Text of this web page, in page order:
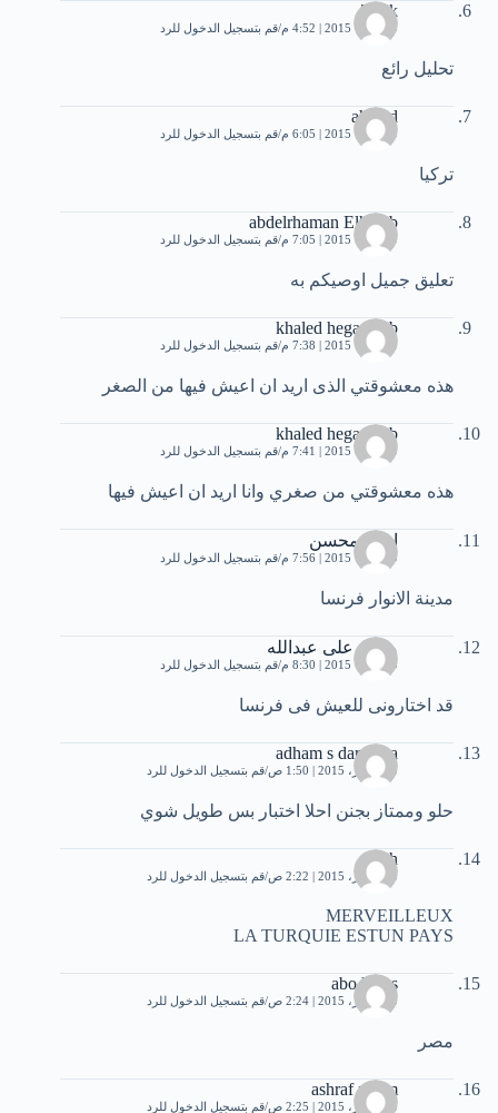
Tarik
9 أكتوبر، 2015 | 4:52 م قم بتسجيل الدخول للرد
تحليل رائع
ahmed
9 أكتوبر، 2015 | 6:05 م قم بتسجيل الدخول للرد
تركيا
abdelrhaman Elhabib
9 أكتوبر، 2015 | 7:05 م قم بتسجيل الدخول للرد
تعليق جميل اوصيكم به
khaled hegazy ab
9 أكتوبر، 2015 | 7:38 م قم بتسجيل الدخول للرد
هذه معشوقتي الذى اريد ان اعيش فيها من الصغر
khaled hegazy ab
9 أكتوبر، 2015 | 7:41 م قم بتسجيل الدخول للرد
هذه معشوقتي من صغري وانا اريد ان اعيش فيها
احمد محسن
9 أكتوبر، 2015 | 7:56 م قم بتسجيل الدخول للرد
مدينة اﻻنوار فرنسا
محمد على عبدالله
9 أكتوبر، 2015 | 8:30 م قم بتسجيل الدخول للرد
قد اختارونى للعيش فى فرنسا
adham s daragma
10 أكتوبر، 2015 | 1:50 ص قم بتسجيل الدخول للرد
حلو وممتاز بجنن احلا اختبار بس طويل شوي
salah
10 أكتوبر، 2015 | 2:22 ص قم بتسجيل الدخول للرد
MERVEILLEUX
LA TURQUIE ESTUN PAYS
abo hams
10 أكتوبر، 2015 | 2:24 ص قم بتسجيل الدخول للرد
مصر
ashraf mmm
10 أكتوبر، 2015 | 2:25 ص قم بتسجيل الدخول للرد